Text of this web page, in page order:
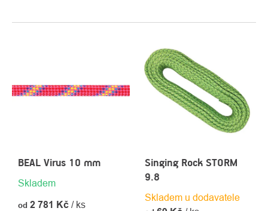
BEAL Virus 10 mm
Skladem
od 2 781 Kč / ks
Singing Rock STORM
9.8
Skladem u dodavatele